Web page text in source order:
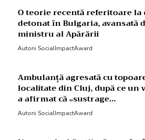
O teorie recentă referitoare la
detonat în Bulgaria, avansată
ministru al Apărării
Autorii SocialImpactAward
Ambulanță agresată cu
localitate din Cluj, după ce un
a afirmat că „sustrage…
Autorii SocialImpactAward